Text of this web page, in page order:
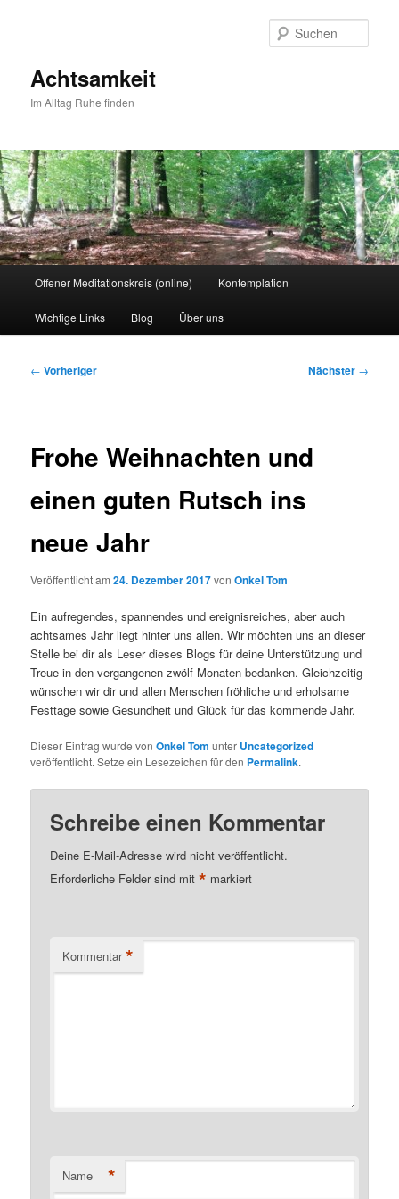
Achtsamkeit
Im Alltag Ruhe finden
Offener Meditationskreis (online) Kontemplation
Wichtige Links Blog Über uns
Beitragsnavigation
← Vorheriger Nächster →
Frohe Weihnachten und
einen guten Rutsch ins
neue Jahr
Veröffentlicht am24. Dezember 2017vonOnkel Tom
Ein aufregendes, spannendes und ereignisreiches, aber auch
achtsames Jahr liegt hinter uns allen. Wir möchten uns an dieser
Stelle bei dir als Leser dieses Blogs für deine Unterstützung und
Treue in den vergangenen zwölf Monaten bedanken. Gleichzeitig
wünschen wir dir und allen Menschen fröhliche und erholsame
Festtage sowie Gesundheit und Glück für das kommende Jahr.
Dieser Eintrag wurde vonOnkel Tom unter Uncategorized
veröffentlicht. Setze ein Lesezeichen für den Permalink.
Schreibe einen Kommentar
Deine E-Mail-Adresse wird nicht veröffentlicht.
Erforderliche Felder sind mit* markiert
Kommentar *
Name *